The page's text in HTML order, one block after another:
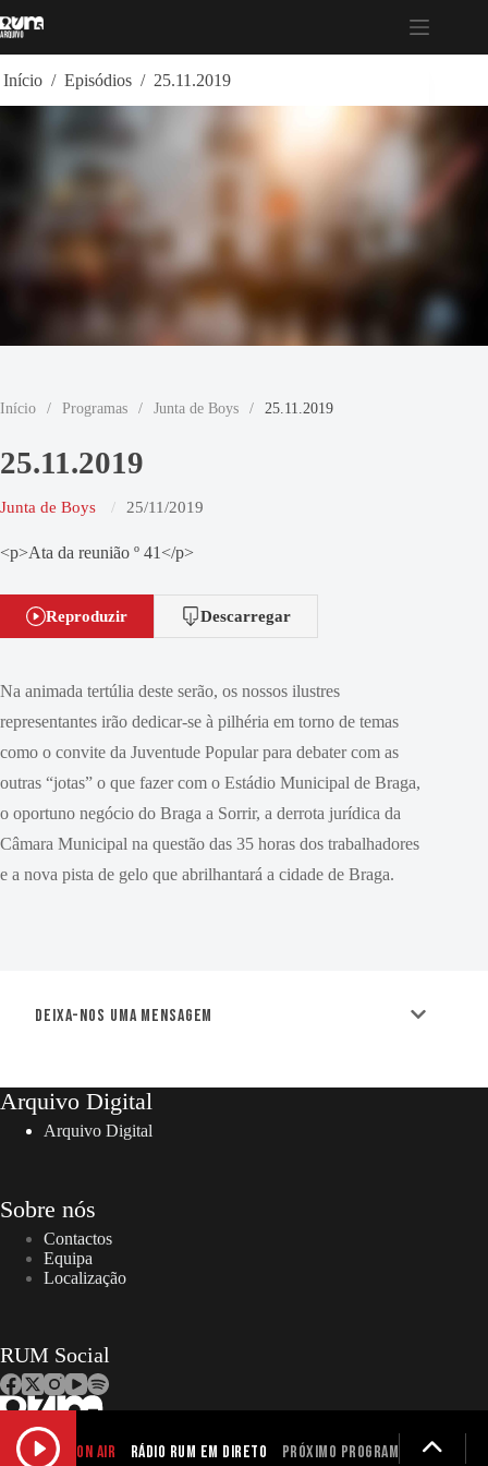
para
Início / Episódios / 25.11.2019
Início / Programas / Junta de Boys / 25.11.2019
25.11.2019
Junta de Boys 25/11/2019
<p>Ata da reunião º 41</p>
Reproduzir Descarregar
Na animada tertúlia deste serão, os nossos ilustres
representantes irão dedicar-se à pilhéria em torno de temas
como o convite da Juventude Popular para debater com as
outras “jotas” o que fazer com o Estádio Municipal de Braga,
o oportuno negócio do Braga a Sorrir, a derrota jurídica da
Câmara Municipal na questão das 35 horas dos trabalhadores
e a nova pista de gelo que abrilhantará a cidade de Braga.
Deixa-nos uma mensagem
Arquivo Digital
Arquivo Digital
Sobre nós
Contactos
Equipa
Localização
RUM Social
Copyright © 2026 – RUM | Todos os direitos reservados. |
ON AIR Rádio RUM em Direto Próximo programa não